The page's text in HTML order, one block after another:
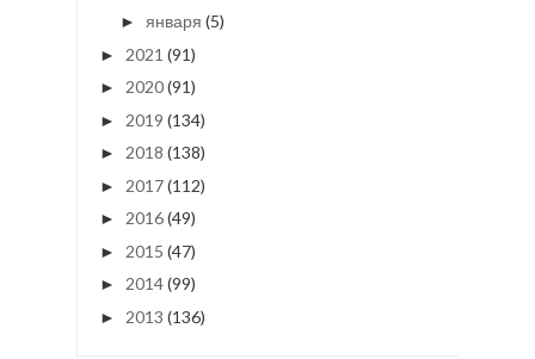
► января (5)
► 2021 (91)
► 2020(91)
► 2019 (134)
► 2018 (138)
► 2017(112)
► 2016(49)
► 2015 (47)
► 2014(99)
► 2013 (136)